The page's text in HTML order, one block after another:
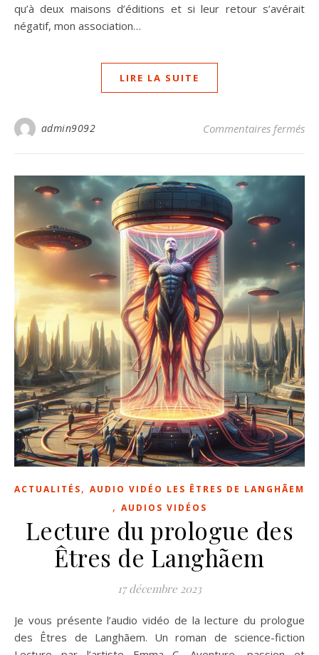
qu’à deux maisons d’éditions et si leur retour s’avérait
négatif, mon association…
LIRE LA SUITE
admin9092 Commentaires fermés
ACTUALITÉS, AUDIO VIDÉO LES ÊTRES DE LANGHÃEM
, AUDIOS VIDÉOS
Lecture du prologue des
Êtres de Langhãem
17 décembre 2023
Je vous présente l’audio vidéo de la lecture du prologue
des Êtres de Langhãem. Un roman de science-fiction